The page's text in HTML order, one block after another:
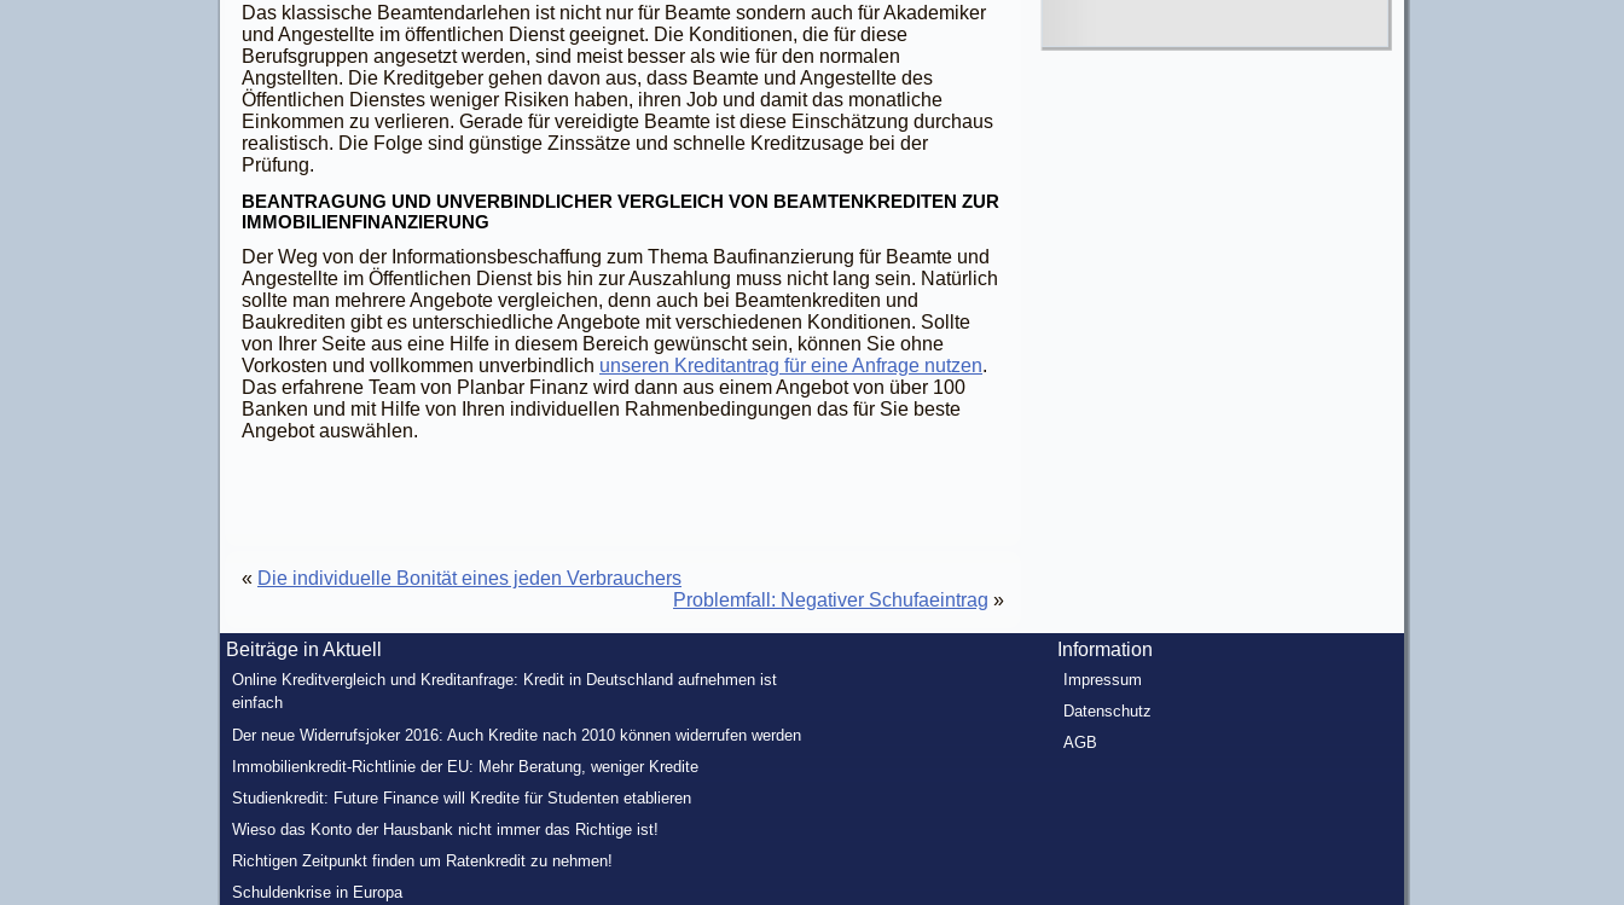
Das klassische Beamtendarlehen ist nicht nur für Beamte sondern auch für Akademiker
und Angestellte im öffentlichen Dienst geeignet. Die Konditionen, die für diese
Berufsgruppen angesetzt werden, sind meist besser als wie für den normalen
Angstellten. Die Kreditgeber gehen davon aus, dass Beamte und Angestellte des
Öffentlichen Dienstes weniger Risiken haben, ihren Job und damit das monatliche
Einkommen zu verlieren. Gerade für vereidigte Beamte ist diese Einschätzung durchaus
realistisch. Die Folge sind günstige Zinssätze und schnelle Kreditzusage bei der
Prüfung.
BEANTRAGUNG UND UNVERBINDLICHER VERGLEICH VON BEAMTENKREDITEN ZUR
IMMOBILIENFINANZIERUNG
Der Weg von der Informationsbeschaffung zum Thema Baufinanzierung für Beamte und
Angestellte im Öffentlichen Dienst bis hin zur Auszahlung muss nicht lang sein. Natürlich
sollte man mehrere Angebote vergleichen, denn auch bei Beamtenkrediten und
Baukrediten gibt es unterschiedliche Angebote mit verschiedenen Konditionen. Sollte
von Ihrer Seite aus eine Hilfe in diesem Bereich gewünscht sein, können Sie ohne
Vorkosten und vollkommen unverbindlich unseren Kreditantrag für eine Anfrage nutzen.
Das erfahrene Team von Planbar Finanz wird dann aus einem Angebot von über 100
Banken und mit Hilfe von Ihren individuellen Rahmenbedingungen das für Sie beste
Angebot auswählen.
« Die individuelle Bonität eines jeden Verbrauchers
Problemfall: Negativer Schufaeintrag »
Beiträge in Aktuell
Online Kreditvergleich und Kreditanfrage: Kredit in Deutschland aufnehmen ist
einfach
Der neue Widerrufsjoker 2016: Auch Kredite nach 2010 können widerrufen werden
Immobilienkredit-Richtlinie der EU: Mehr Beratung, weniger Kredite
Studienkredit: Future Finance will Kredite für Studenten etablieren
Wieso das Konto der Hausbank nicht immer das Richtige ist!
Richtigen Zeitpunkt finden um Ratenkredit zu nehmen!
Schuldenkrise in Europa
Information
Impressum
Datenschutz
AGB